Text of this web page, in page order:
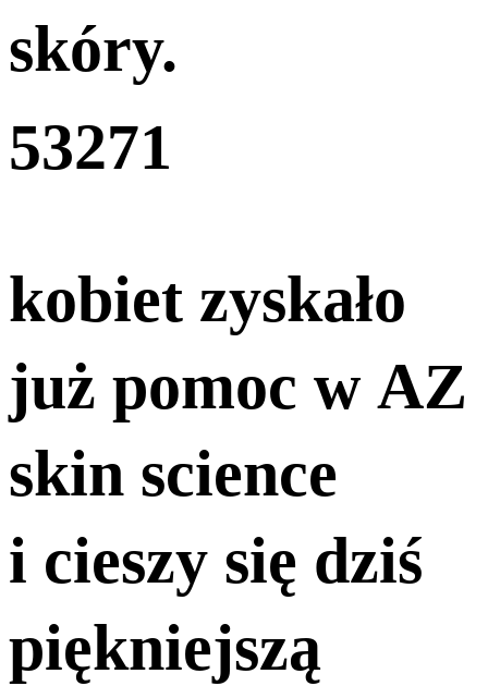
skóry.
53271
kobiet zyskało
już pomoc w AZ
skin science
i cieszy się dziś
piękniejszą